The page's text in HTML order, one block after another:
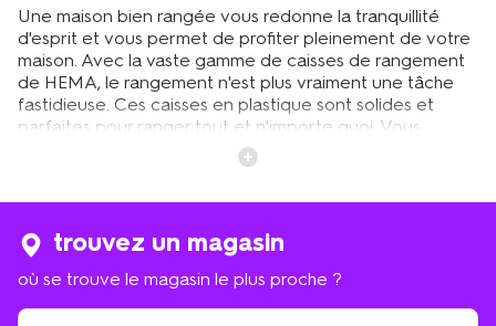
Une maison bien rangée vous redonne la tranquillité
d'esprit et vous permet de profiter pleinement de votre
maison. Avec la vaste gamme de caisses de rangement
de HEMA, le rangement n'est plus vraiment une tâche
fastidieuse. Ces caisses en plastique sont solides et
parfaites pour ranger tout et n'importe quoi. Vous
pouvez les utiliser n'importe où dans la maison. Dans la
chambre des enfants pour y ranger leurs jouets ou leurs
utiliser pour stocker les bougies dont vous n'avez pas
encore besoin ? A côté du canapé pour des magazines
ou près de la machine à laver pour y stocker les
trouvez un magasin
où se trouve le magasin le plus proche ?
où